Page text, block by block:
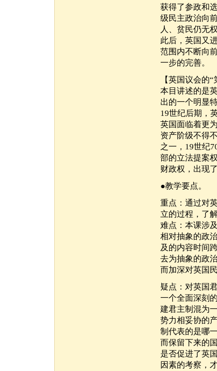
获得了参政和
级民主政治向
人、贫民仍无
此后，英国又
范围内不断向
一步的完善。
【英国议会的
本目讲述的是
出的一个明显
19世纪后期，
英国面临着更
资产阶级不得
之一，19世纪
部的立法提案
财政权，出现
●教学要点。
重点：通过对
立的过程，了
难点：本课涉
相对抽象的政
及的内容时间
去为抽象的政
而加深对英国
疑点：对英国
一个全面深刻
建君主制混为
势力相妥协的
制代表的是哪
而保留下来的
是否促进了英
因素的考察，